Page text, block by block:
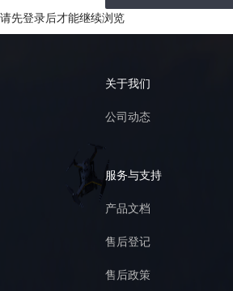
请先登录后才能继续浏览
关于我们
公司动态
服务与支持
产品文档
售后登记
售后政策